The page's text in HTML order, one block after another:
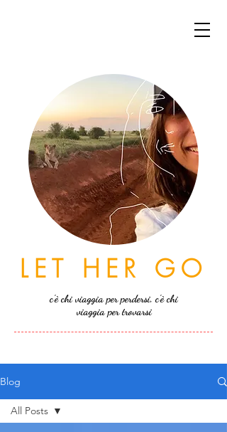
LET HER GO
c'è chi viaggia per perdersi, c'è chi
viaggia per trovarsi
Blog
All Posts